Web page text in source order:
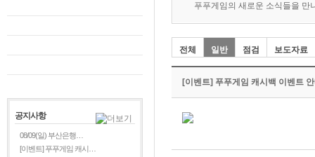
공지사항
08/09(일) 부산은행…
[이벤트] 푸푸게임 캐시…
푸푸게임의 새로운 소식들을 만
전체 일반 점검 보도자료
[이벤트] 푸푸게임 캐시백 이벤트